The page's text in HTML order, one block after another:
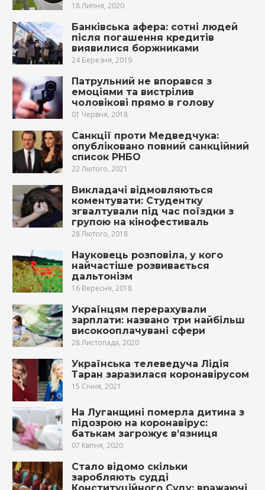
18 Липня, 2020
Банківська афера: сотні людей
після погашення кредитів
виявилися боржниками
24 Березня, 2019
Патрульний не впорався з
емоціями та вистрілив
чоловікові прямо в голову
01 Червня, 2018
Санкції проти Медведчука:
опубліковано повний санкційний
список РНБО
22 Лютого, 2021
Викладачі відмовляються
коментувати: Студентку
згвалтували під час поїздки з
групою на кінофестиваль
28 Лютого, 2018
Науковець розповіла, у кого
найчастіше розвивається
дальтонізм
16 Вересня, 2018
Українцям перерахували
зарплати: названо три найбільш
високооплачувані сфери
28 Листопада, 2020
Українська телеведуча Лідія
Таран заразилася коронавірусом
15 Січня, 2021
На Луганщині померла дитина з
підозрою на коронавірус:
батькам загрожує в’язниця
07 Квітня, 2020
Стало відомо скільки
заробляють судді